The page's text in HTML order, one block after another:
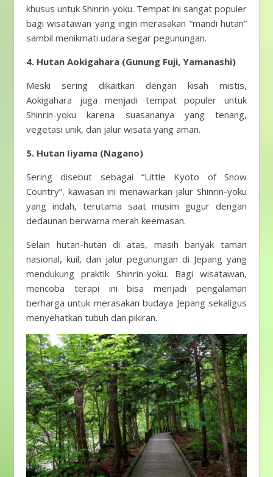
khusus untuk Shinrin-yoku. Tempat ini sangat populer
bagi wisatawan yang ingin merasakan “mandi hutan”
sambil menikmati udara segar pegunungan.
4. Hutan Aokigahara (Gunung Fuji, Yamanashi)
Meski sering dikaitkan dengan kisah mistis,
Aokigahara juga menjadi tempat populer untuk
Shinrin-yoku karena suasananya yang tenang,
vegetasi unik, dan jalur wisata yang aman.
5. Hutan Iiyama (Nagano)
Sering disebut sebagai “Little Kyoto of Snow
Country”, kawasan ini menawarkan jalur Shinrin-yoku
yang indah, terutama saat musim gugur dengan
dedaunan berwarna merah keemasan.
Selain hutan-hutan di atas, masih banyak taman
nasional, kuil, dan jalur pegunungan di Jepang yang
mendukung praktik Shinrin-yoku. Bagi wisatawan,
mencoba terapi ini bisa menjadi pengalaman
berharga untuk merasakan budaya Jepang sekaligus
menyehatkan tubuh dan pikiran.